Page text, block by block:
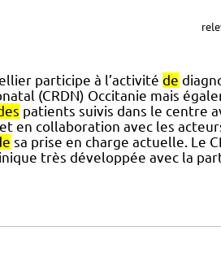
participe à l’activité de
(CRDN) Occitanie mais
patients suivis dans le centre
en collaboration avec les
sa prise en charge actuelle. Le
très développée avec la